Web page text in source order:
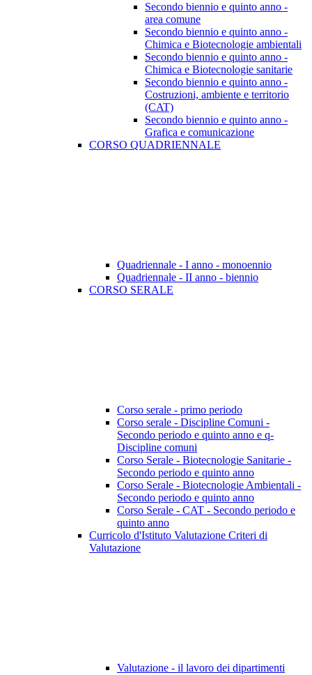
Secondo biennio e quinto anno -
area comune
Secondo biennio e quinto anno -
Chimica e Biotecnologie ambientali
Secondo biennio e quinto anno -
Chimica e Biotecnologie sanitarie
Secondo biennio e quinto anno -
Costruzioni, ambiente e territorio
(CAT)
Secondo biennio e quinto anno -
Grafica e comunicazione
CORSO QUADRIENNALE
Quadriennale - I anno - monoennio
Quadriennale - II anno - biennio
CORSO SERALE
Corso serale - primo periodo
Corso serale - Discipline Comuni -
Secondo periodo e quinto anno e q-
Discipline comuni
Corso Serale - Biotecnologie Sanitarie -
Secondo periodo e quinto anno
Corso Serale - Biotecnologie Ambientali -
Secondo periodo e quinto anno
Corso Serale - CAT - Secondo periodo e
quinto anno
Curricolo d'Istituto Valutazione Criteri di
Valutazione
Valutazione - il lavoro dei dipartimenti